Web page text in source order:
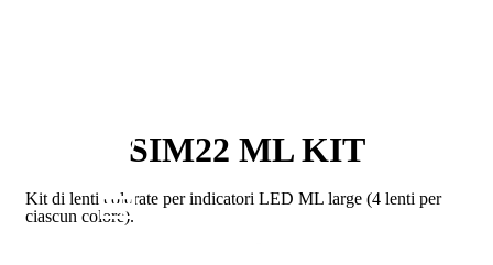
SIM22 ML KIT
Kit di lenti colorate per indicatori LED ML large (4 lenti per
ciascun colore).